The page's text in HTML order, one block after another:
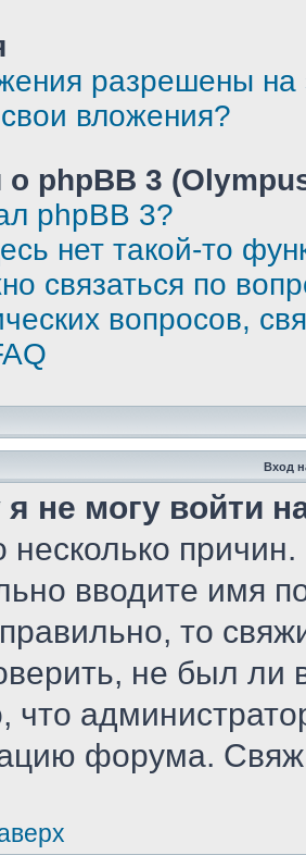
разрешены
вложения?
phpBB 3
phpBB 3?
нет такой-то
связаться по
вопросов,
Вход
не могу войти
вводите имя
то
не был ли
что
форума.